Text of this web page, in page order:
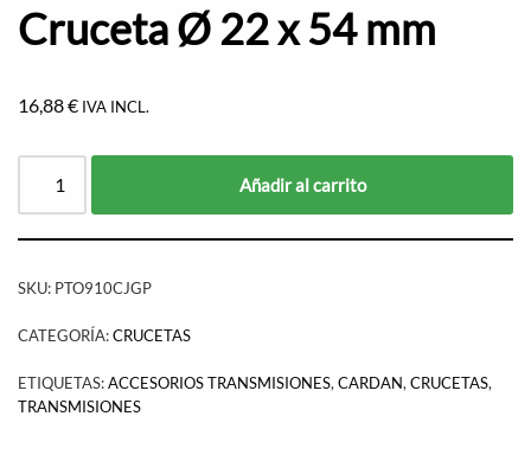
Cruceta Ø 22 x 54 mm
16,88€ IVA INCL.
Añadir al carrito
SKU: PTO910CJGP
CATEGORÍA:CRUCETAS
ETIQUETAS:ACCESORIOS TRANSMISIONES, CARDAN, CRUCETAS,
TRANSMISIONES